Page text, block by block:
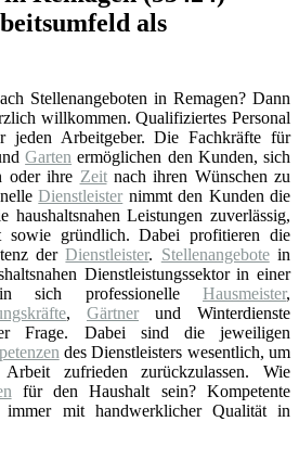
als
Stellenangeboten in Remagen? Dann
willkommen. Qualifiziertes Personal
Arbeitgeber. Die Fachkräfte für
Garten ermöglichen den Kunden, sich
oder ihre Zeitnach ihren Wünschen zu
Dienstleister nimmt den Kunden die
Leistungen zuverlässig,
sowie gründlich. Dabei profitieren die
derDienstleister. Stellenangebotein
Dienstleistungssektor in einer
sich professionelle Hausmeister,
, Gärtner und Winterdienste
Frage. Dabei sind die jeweiligen
des Dienstleisters wesentlich, um
zufrieden zurückzulassen. Wie
für den Haushalt sein? Kompetente
immer mit handwerklicher Qualität in